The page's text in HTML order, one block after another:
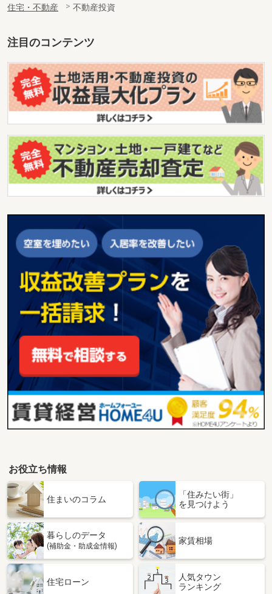
住宅・不動産 不動産投資
注目のコンテンツ
お役立ち情報
住まいのコラム
「住みたい街」
を見つけよう
暮らしのデータ
(補助金・助成金情報)
家賃相場
住宅ローン
人気タウン
ランキング